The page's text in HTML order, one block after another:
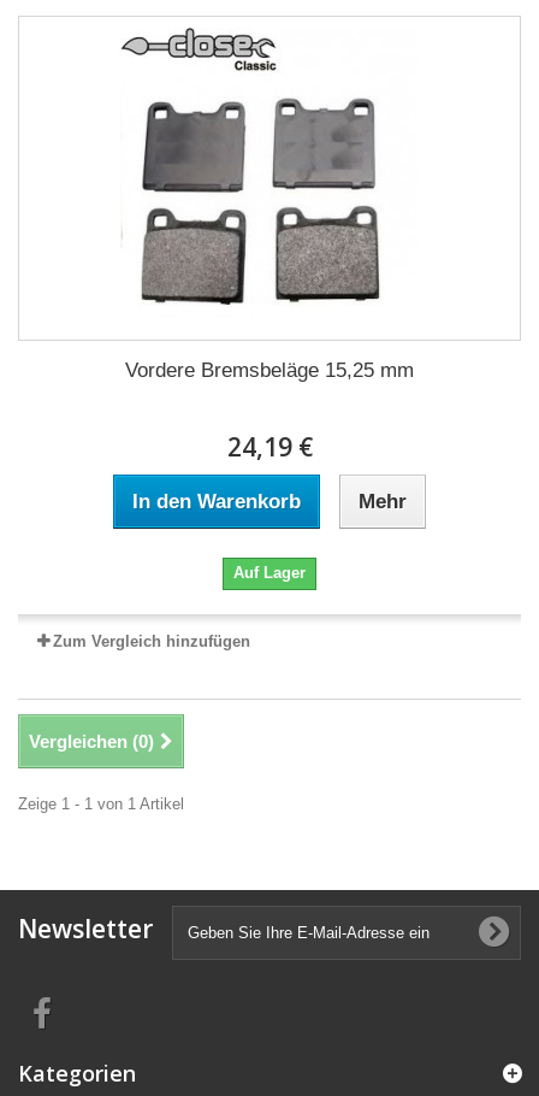
Vordere Bremsbeläge 15,25 mm
24,19 €
In den Warenkorb Mehr
Auf Lager
Zum Vergleich hinzufügen
Vergleichen (0)
Zeige 1 - 1 von 1 Artikel
Newsletter
Kategorien